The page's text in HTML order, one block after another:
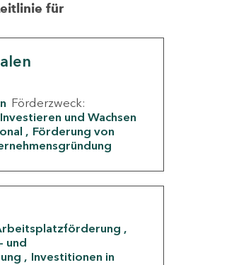
für
Förderzweck:
Investieren und Wachsen
Förderung von
und
Investitionen in